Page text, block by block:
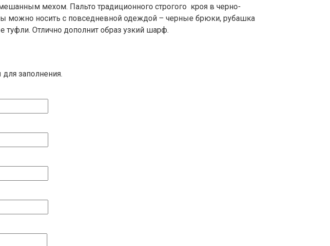
мехом. Пальто традиционного строгого кроя в черно-
можно носить с повседневной одеждой – черные брюки, рубашка
Отлично дополнит образ узкий шарф.
заполнения.